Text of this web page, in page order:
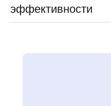
эффективности